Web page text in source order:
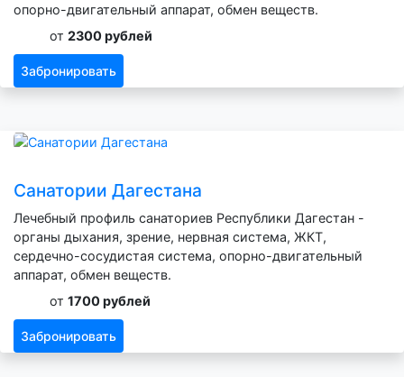
опорно-двигательный аппарат, обмен веществ.
от 2300 рублей
Забронировать
Санатории Дагестана
Лечебный профиль санаториев Республики Дагестан -
органы дыхания, зрение, нервная система, ЖКТ,
сердечно-сосудистая система, опорно-двигательный
аппарат, обмен веществ.
от 1700 рублей
Забронировать